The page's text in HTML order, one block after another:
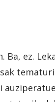
Ba, ez.